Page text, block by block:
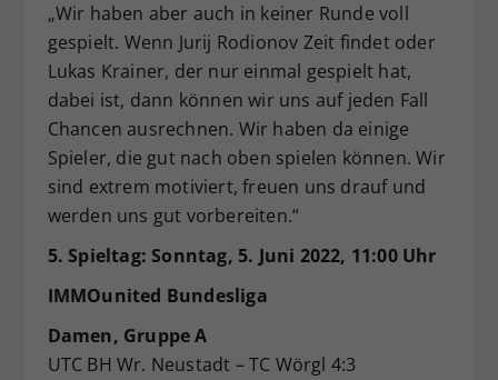
„Wir haben aber auch in keiner Runde voll
gespielt. Wenn Jurij Rodionov Zeit findet oder
Lukas Krainer, der nur einmal gespielt hat,
dabei ist, dann können wir uns auf jeden Fall
Chancen ausrechnen. Wir haben da einige
Spieler, die gut nach oben spielen können. Wir
sind extrem motiviert, freuen uns drauf und
werden uns gut vorbereiten.“
5. Spieltag: Sonntag, 5. Juni 2022, 11:00 Uhr
IMMOunited Bundesliga
Damen, Gruppe A
UTC BH Wr. Neustadt – TC Wörgl 4:3